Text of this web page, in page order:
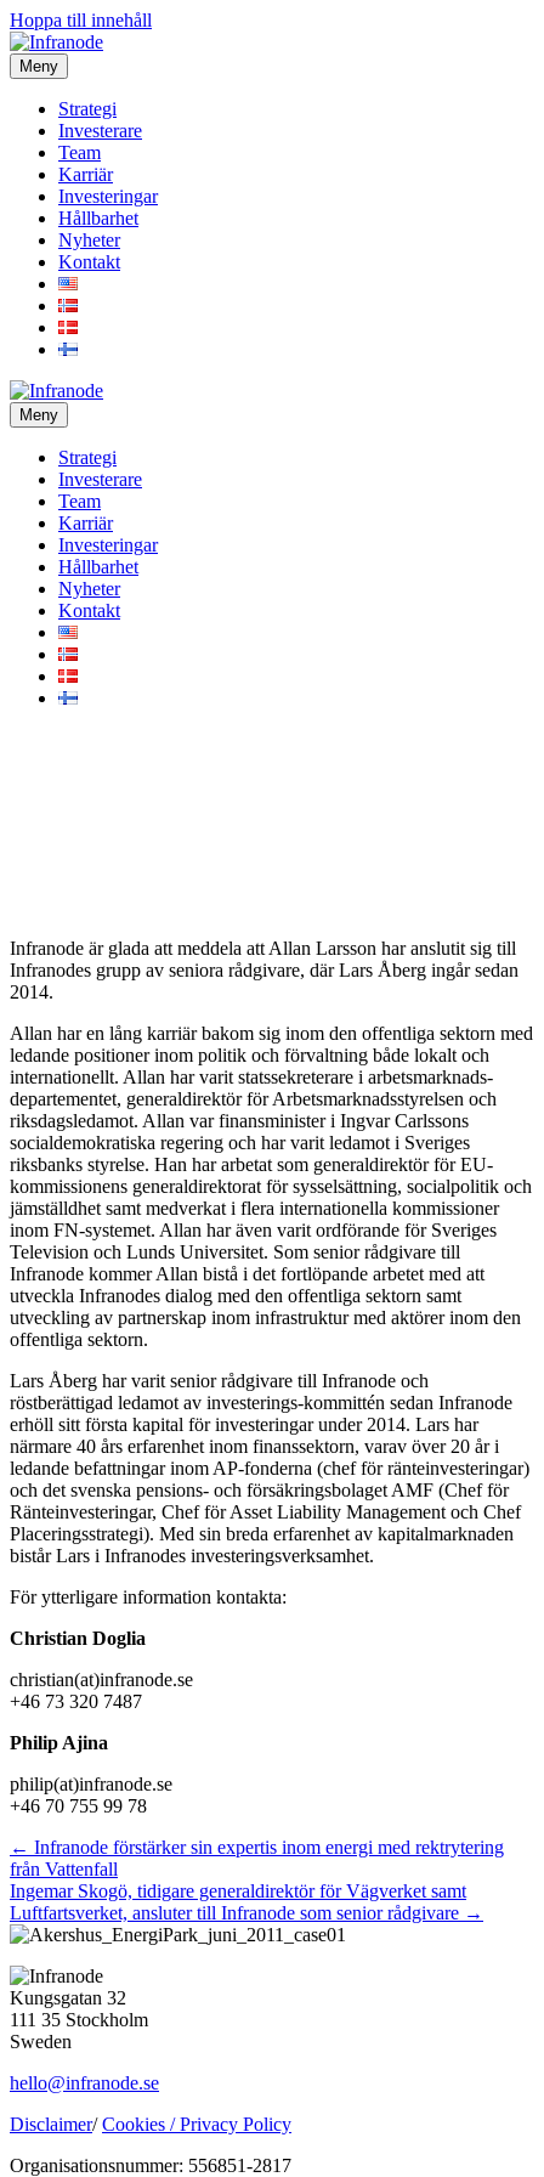
Hoppa till innehåll
Meny
Strategi
Investerare
Team
Karriär
Investeringar
Hållbarhet
Nyheter
Kontakt
Meny
Strategi
Investerare
Team
Karriär
Investeringar
Hållbarhet
Nyheter
Kontakt
Infranode är glada att meddela att Allan Larsson har anslutit sig till
Infranodes grupp av seniora rådgivare, där Lars Åberg ingår sedan
2014.
Allan har en lång karriär bakom sig inom den offentliga sektorn med
ledande positioner inom politik och förvaltning både lokalt och
internationellt. Allan har varit statssekreterare i arbetsmarknads-
departementet, generaldirektör för Arbetsmarknadsstyrelsen och
riksdagsledamot. Allan var finansminister i Ingvar Carlssons
socialdemokratiska regering och har varit ledamot i Sveriges
riksbanks styrelse. Han har arbetat som generaldirektör för EU-
kommissionens generaldirektorat för sysselsättning, socialpolitik och
jämställdhet samt medverkat i flera internationella kommissioner
inom FN-systemet. Allan har även varit ordförande för Sveriges
Television och Lunds Universitet. Som senior rådgivare till
Infranode kommer Allan bistå i det fortlöpande arbetet med att
utveckla Infranodes dialog med den offentliga sektorn samt
utveckling av partnerskap inom infrastruktur med aktörer inom den
offentliga sektorn.
Lars Åberg har varit senior rådgivare till Infranode och
röstberättigad ledamot av investerings-kommittén sedan Infranode
erhöll sitt första kapital för investeringar under 2014. Lars har
närmare 40 års erfarenhet inom finanssektorn, varav över 20 år i
ledande befattningar inom AP-fonderna (chef för ränteinvesteringar)
och det svenska pensions- och försäkringsbolaget AMF (Chef för
Ränteinvesteringar, Chef för Asset Liability Management och Chef
Placeringsstrategi). Med sin breda erfarenhet av kapitalmarknaden
bistår Lars i Infranodes investeringsverksamhet.
För ytterligare information kontakta:
Christian Doglia
christian(at)infranode.se
+46 73 320 7487
Philip Ajina
philip(at)infranode.se
+46 70 755 99 78
Posts
navigation
← Infranode förstärker sin expertis inom energi med rektrytering
från Vattenfall
Ingemar Skogö, tidigare generaldirektör för Vägverket samt
Luftfartsverket, ansluter till Infranode som senior rådgivare →
Kungsgatan 32
111 35 Stockholm
Sweden
hello@infranode.se
Disclaimer/Cookies /Privacy Policy
Organisationsnummer: 556851-2817